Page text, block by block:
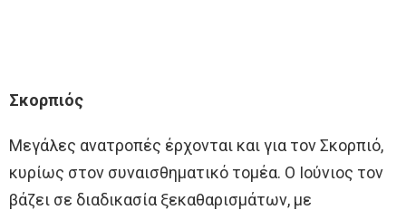
Σκορπιός
Μεγάλες ανατροπές έρχονται και για τον Σκορπιό,
κυρίως στον συναισθηματικό τομέα. Ο Ιούνιος τον
βάζει σε διαδικασία ξεκαθαρισμάτων, με